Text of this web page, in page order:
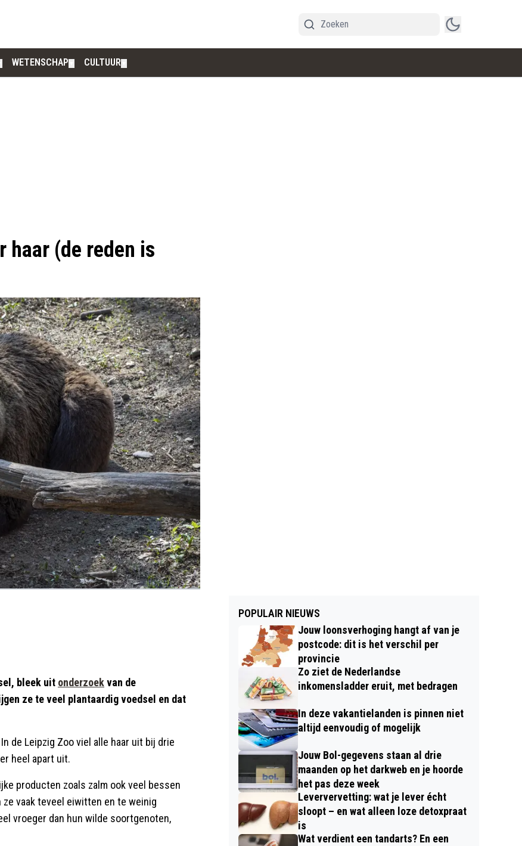
WETENSCHAP CULTUUR
haar (de reden is
bleek uit onderzoekvan de
ze te veel plantaardig voedsel en dat
de Leipzig Zoo viel alle haar uit bij drie
heel apart uit.
producten zoals zalm ook veel bessen
vaak teveel eiwitten en te weinig
vroeger dan hun wilde soortgenoten,
POPULAIR NIEUWS
Jouw loonsverhoging hangt af van je
postcode: dit is het verschil per
provincie
Zo ziet de Nederlandse
inkomensladder eruit, met bedragen
In deze vakantielanden is pinnen niet
altijd eenvoudig of mogelijk
Jouw Bol-gegevens staan al drie
maanden op het darkweb en je hoorde
het pas deze week
Leververvetting: wat je lever écht
sloopt – en wat alleen loze detoxpraat
is
Wat verdient een tandarts? En een